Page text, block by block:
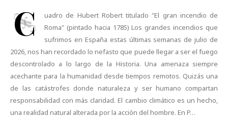
C
uadro de Hubert Robert titulado "El gran incendio de
Roma" (pintado hacia 1785) Los grandes incendios que
sufrimos en España estas últimas semanas de julio de
2026, nos han recordado lo nefasto que puede llegar a ser el fuego
descontrolado a lo largo de la Historia. Una amenaza siempre
acechante para la humanidad desde tiempos remotos. Quizás una
de las catástrofes donde naturaleza y ser humano compartan
responsabilidad con más claridad. El cambio climático es un hecho,
una realidad natural alterada por la acción del hombre. En P…